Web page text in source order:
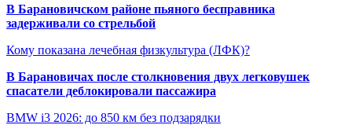
В Барановичском районе пьяного бесправника
задерживали со стрельбой
Кому показана лечебная физкультура (ЛФК)?
В Барановичах после столкновения двух легковушек
спасатели деблокировали пассажира
BMW i3 2026: до 850 км без подзарядки